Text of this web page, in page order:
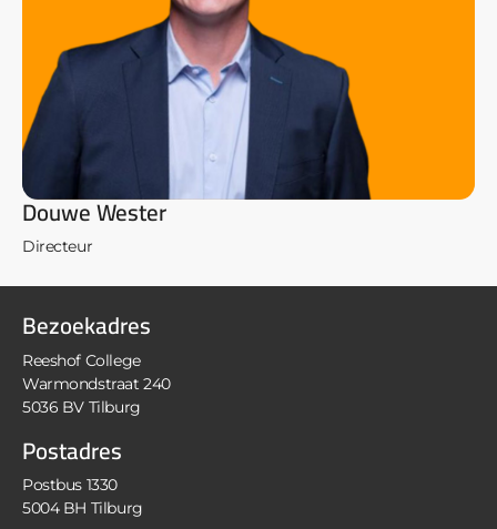
Douwe Wester
Directeur
Bezoekadres
Reeshof College
Warmondstraat 240
5036 BV Tilburg
Postadres
Postbus 1330
5004 BH Tilburg